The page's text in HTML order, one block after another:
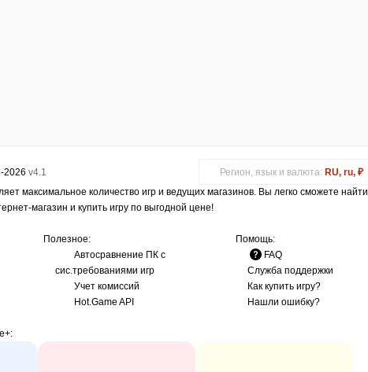
2026 v4.1 Регион, язык и валюта: RU, ru, ₽
максимальное количество игр и ведущих магазинов. Вы легко сможете найти
магазин и купить игру по выгодной цене!
Полезное:
Автосравнение ПК с
сис.требованиями игр
Учет комиссий
Hot.Game API
Помощь:
FAQ
Служба поддержки
Как купить игру?
Нашли ошибку?
: